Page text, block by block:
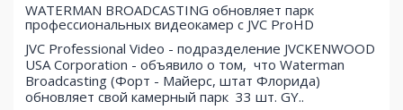
WATERMAN BROADCASTING обновляет парк
профессиональных видеокамер с JVC ProHD
JVC Professional Video - подразделение JVCKENWOOD
USA Corporation - объявило о том, что Waterman
Broadcasting (Форт - Майерс, штат Флорида)
обновляет свой ​​камерный парк 33 шт. GY..